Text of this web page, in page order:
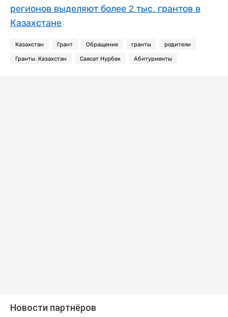
регионов выделяют более 2 тыс. грантов в
Казахстане
Казахстан Грант Обращение гранты родители
Гранты. Казахстан Саясат Нурбек Абитуриенты